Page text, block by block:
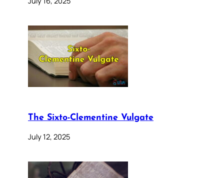
The Sixto-Clementine Vulgate
July 12, 2025